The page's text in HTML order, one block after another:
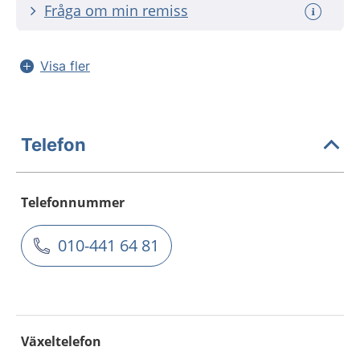
Fråga om min remiss
Visa fler
Telefon
Telefonnummer
010-441 64 81
Växeltelefon